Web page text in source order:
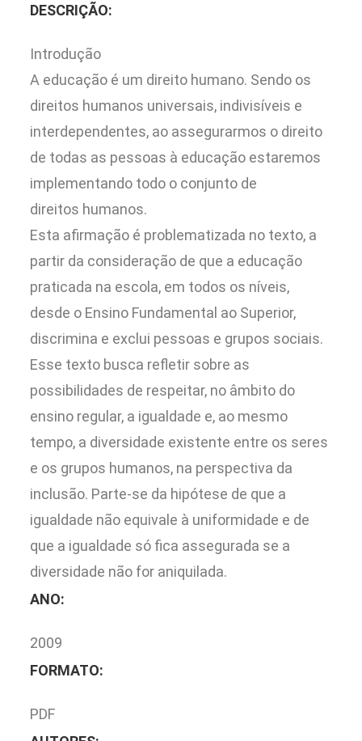
DESCRIÇÃO:
Introdução
A educação é um direito humano. Sendo os
direitos humanos universais, indivisíveis e
interdependentes, ao assegurarmos o direito
de todas as pessoas à educação estaremos
implementando todo o conjunto de
direitos humanos.
Esta afirmação é problematizada no texto, a
partir da consideração de que a educação
praticada na escola, em todos os níveis,
desde o Ensino Fundamental ao Superior,
discrimina e exclui pessoas e grupos sociais.
Esse texto busca refletir sobre as
possibilidades de respeitar, no âmbito do
ensino regular, a igualdade e, ao mesmo
tempo, a diversidade existente entre os seres
e os grupos humanos, na perspectiva da
inclusão. Parte-se da hipótese de que a
igualdade não equivale à uniformidade e de
que a igualdade só fica assegurada se a
diversidade não for aniquilada.
ANO:
2009
FORMATO:
PDF